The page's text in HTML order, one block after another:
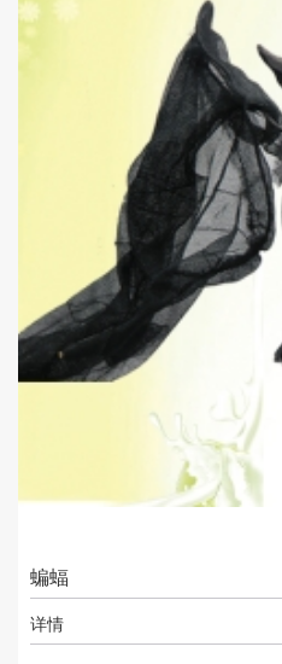
蝙蝠
详情